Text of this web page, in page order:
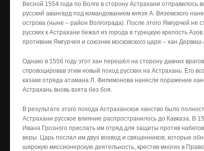
Весной 1554 года по Волге в сторону Астрахани отправилось
русский авангард под командованием князя А. Вяземского
острова (ныне – район Волгограда). После этого Ямгурчей не
русских к Астрахани бежал из города в турецкую крепость
противник Ямгурчея и союзник московского царя – хан
Однако в 1556 году этот хан перешёл на сторону давних
спровоцировав этим новый поход русских на Астрахань. Его
казаки отряда атамана Л. Филимонова нанесли поражение
Астрахань вновь взята без боя.
В результате этого похода Астраханское ханство было
Астрахани русское влияние распространилось до Кавказа. В
Ивана Грозного прислать им отряд для защиты против
веры. Царь послал им двух воевод и священников, которые
широкую миссионерскую деятельность, крестив многих в